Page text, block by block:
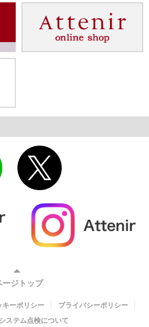
ージトップ
キーポリシー
プライバシーポリシー
システム点検について